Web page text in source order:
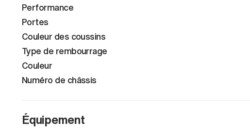
Performance
Portes
Couleur des coussins
Type de rembourrage
Couleur
Numéro de châssis
Équipement